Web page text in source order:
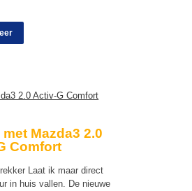
Mazda3 2.0
Comfort
Laat ik maar direct
in huis vallen. De nieuwe